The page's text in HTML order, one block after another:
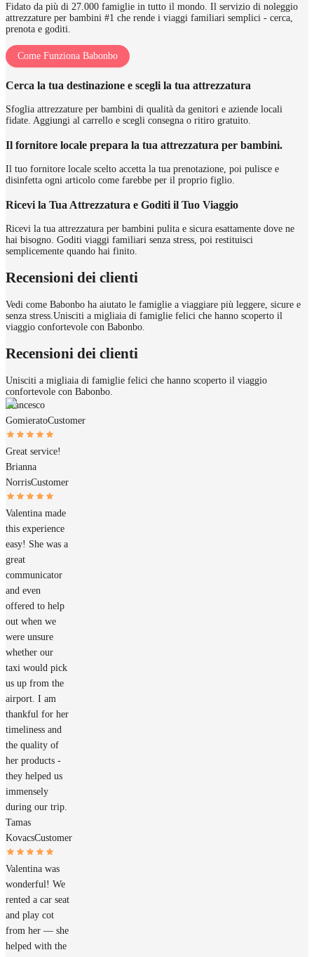
Fidato da più di 27.000 famiglie in tutto il mondo. Il servizio di noleggio
attrezzature per bambini #1 che rende i viaggi familiari semplici - cerca,
prenota e goditi.
Come Funziona Babonbo
Cerca la tua destinazione e scegli la tua attrezzatura
Sfoglia attrezzature per bambini di qualità da genitori e aziende locali
fidate. Aggiungi al carrello e scegli consegna o ritiro gratuito.
Il fornitore locale prepara la tua attrezzatura per bambini.
Il tuo fornitore locale scelto accetta la tua prenotazione, poi pulisce e
disinfetta ogni articolo come farebbe per il proprio figlio.
Ricevi la Tua Attrezzatura e Goditi il Tuo Viaggio
Ricevi la tua attrezzatura per bambini pulita e sicura esattamente dove ne
hai bisogno. Goditi viaggi familiari senza stress, poi restituisci
semplicemente quando hai finito.
Recensioni dei clienti
Vedi come Babonbo ha aiutato le famiglie a viaggiare più leggere, sicure e
senza stress. Unisciti a migliaia di famiglie felici che hanno scoperto il
viaggio confortevole con Babonbo.
Recensioni dei clienti
Unisciti a migliaia di famiglie felici che hanno scoperto il viaggio
confortevole con Babonbo.
Francesco
GomieratoCustomer
Great service!
Brianna
NorrisCustomer
Valentina made
this experience
easy! She was a
great
communicator
and even
offered to help
out when we
were unsure
whether our
taxi would pick
us up from the
airport. I am
thankful for her
timeliness and
the quality of
her products -
they helped us
immensely
during our trip.
Tamas
KovacsCustomer
Valentina was
wonderful! We
rented a car seat
and play cot
from her — she
helped with the